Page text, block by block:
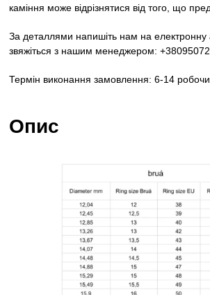
каміння може відрізнятися від того, що
За деталлями напишіть нам на
звяжіться з нашим менеджером:
Термін виконання замовлення: 6-14
Опис